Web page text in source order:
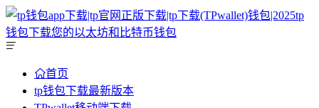
首页
tp钱包下载最新版本